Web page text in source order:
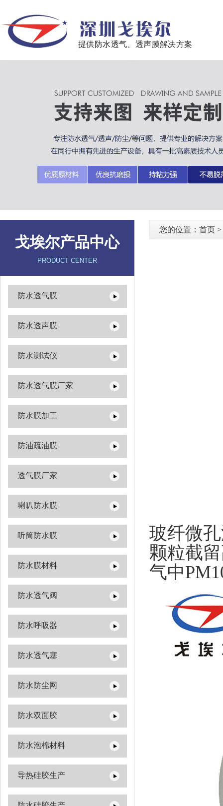
提供防水透气、透声膜解决方案
戈埃尔产品中心
PRODUCT CENTER
防水透气膜
防水透声膜
防水测试仪
防水透气膜厂家
防水膜加工
防油疏油膜
透气膜厂家
喇叭防水膜
听筒防水膜
防水膜材料
防水透气阀
防水呼吸器
防水透气塞
防水防尘网
防水双面胶
防水泡棉材料
导热硅胶生产
您的位置： 首页 >
玻纤微
颗粒截
气中